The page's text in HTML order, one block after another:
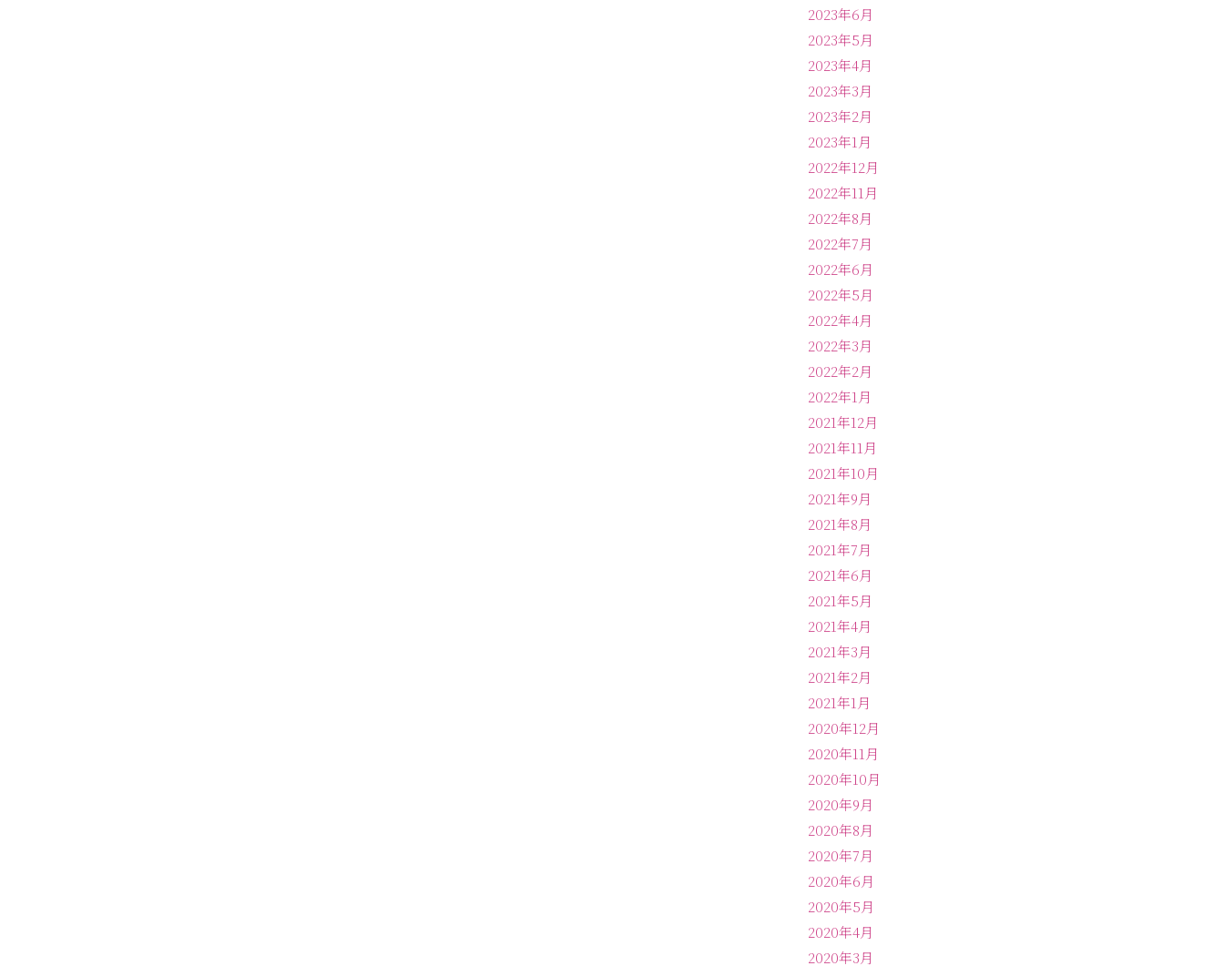
2023年6月
2023年5月
2023年4月
2023年3月
2023年2月
2023年1月
2022年12月
2022年11月
2022年8月
2022年7月
2022年6月
2022年5月
2022年4月
2022年3月
2022年2月
2022年1月
2021年12月
2021年11月
2021年10月
2021年9月
2021年8月
2021年7月
2021年6月
2021年5月
2021年4月
2021年3月
2021年2月
2021年1月
2020年12月
2020年11月
2020年10月
2020年9月
2020年8月
2020年7月
2020年6月
2020年5月
2020年4月
2020年3月